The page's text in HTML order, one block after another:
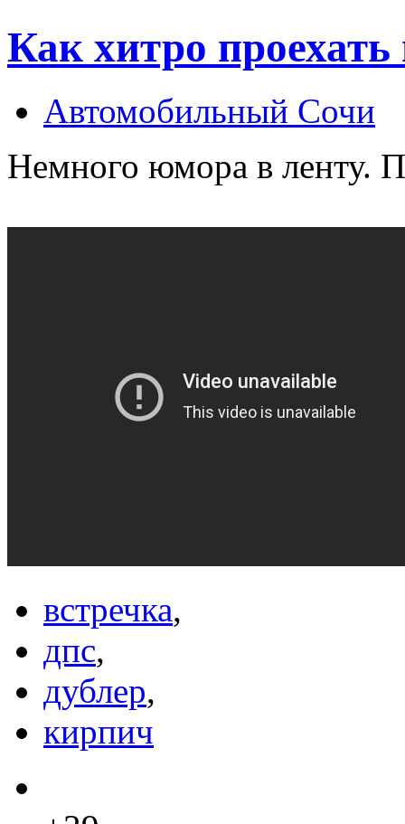
Как хитро
Автомобильный Сочи
Немного юмора в ленту.
встречка,
дпс,
дублер,
кирпич